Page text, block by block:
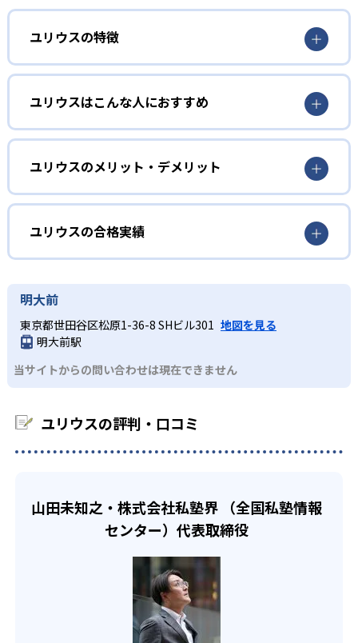
ユリウスの特徴
教材や受講科目の提案を受けられる
ユリウスでは、テストの成績やプリント演習の結果を踏ま
えて、子どもに最適な教材と受講科目を提案する。何をど
のように勉強すれば成績アップや志望校合格につながるか
わからず、困っている場合にも安心だ。
ユリウスはこんな人におすすめ
授業内容を確実に理解したい人
「段階別プリント演習システム」を無料で使える
ユリウスの個別指導では、学習の段階に応じたプリント演
習システムを無料で利用できる。豊富なプリントを使い、
授業で扱った内容を確実に定着させる上で役立つ。少人数
ユリウスのメリット・デメリット
どんなメリットがある？
ユリウスでは、1:1と1:2から選べる個別指導や、少人数グル
ープ指導を行っている。予算や目的に応じて効果的な学習
方法を選べる。迷った場合は、個別面談で相談してもよ
い。
ユリウスでは、主に学生講師が指導を行う。研修によるス
キルアップは行われているものの、指導経験や合格実績の
観点では、社会人講師に見劣りすると感じるかもしれな
い。
ユリウスの合格実績
ユリウスの合格実績は下記の通りである。
中学校の合格実績
鎌倉学園中学校 11 京華中学校
城西川越中学校 32 城北中学校 10
城北埼玉中学校 54 巣鴨中学校
11 成城中学校
桐光学園男子部 16
明大前
東京都世田谷区松原1-36-8 SHビル301 地図を見る
明大前駅
当サイトからの問い合わせは現在できません
ユリウスの評判・口コミ
山田未知之・株式会社私塾界 （全国私塾情報
センター）代表取締役